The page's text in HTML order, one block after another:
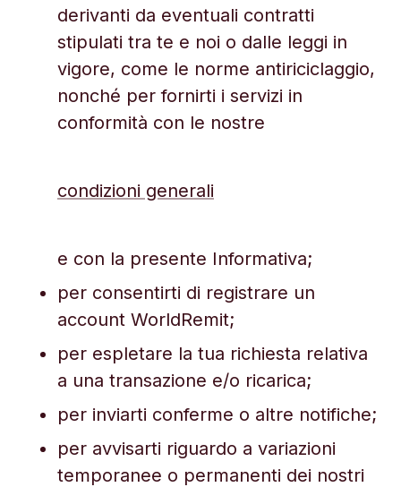
derivanti da eventuali contratti
stipulati tra te e noi o dalle leggi in
vigore, come le norme antiriciclaggio,
nonché per fornirti i servizi in
conformità con le nostre
condizioni generali
e con la presente Informativa;
per consentirti di registrare un
account WorldRemit;
per espletare la tua richiesta relativa
a una transazione e/o ricarica;
per inviarti conferme o altre notifiche;
per avvisarti riguardo a variazioni
temporanee o permanenti dei nostri